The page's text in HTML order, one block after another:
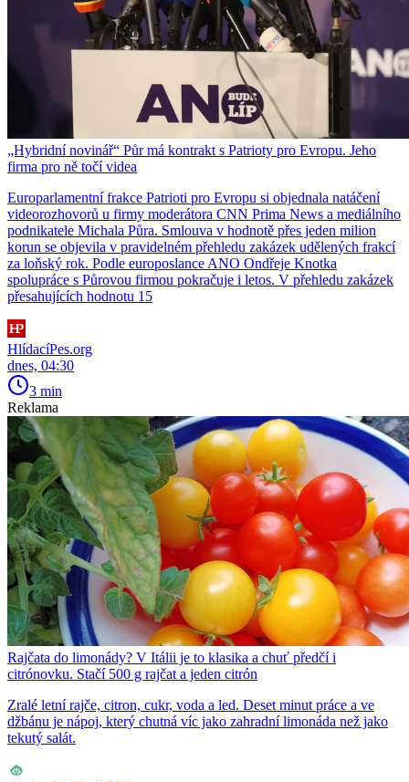
„Hybridní novinář“ Půr má kontrakt s Patrioty pro Evropu. Jeho
firma pro ně točí videa
Europarlamentní frakce Patrioti pro Evropu si objednala natáčení
videorozhovorů u firmy moderátora CNN Prima News a mediálního
podnikatele Michala Půra. Smlouva v hodnotě přes jeden milion
korun se objevila v pravidelném přehledu zakázek udělených frakcí
za loňský rok. Podle europoslance ANO Ondřeje Knotka
spolupráce s Půrovou firmou pokračuje i letos. V přehledu zakázek
přesahujících hodnotu 15
HlídacíPes.org
dnes, 04:30
3 min
Reklama
Rajčata do limonády? V Itálii je to klasika a chuť předčí i
citrónovku. Stačí 500 g rajčat a jeden citrón
Zralé letní rajče, citron, cukr, voda a led. Deset minut práce a ve
džbánu je nápoj, který chutná víc jako zahradní limonáda než jako
tekutý salát.